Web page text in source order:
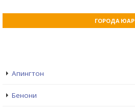
ГОРОДА ЮАР
Апингтон
Бенони